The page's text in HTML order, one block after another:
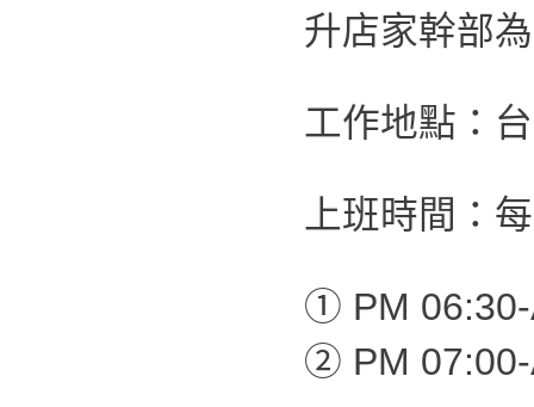
升店家幹部
工作地點：
上班時間：
① PM
② PM